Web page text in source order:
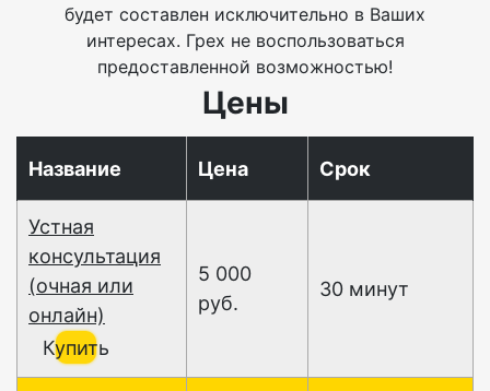
будет составлен исключительно в Ваших
интересах. Грех не воспользоваться
предоставленной возможностью!
Цены
Название Цена Срок
Устная
консультация
(очная или
онлайн)
Купить
5 000
руб.
30 минут